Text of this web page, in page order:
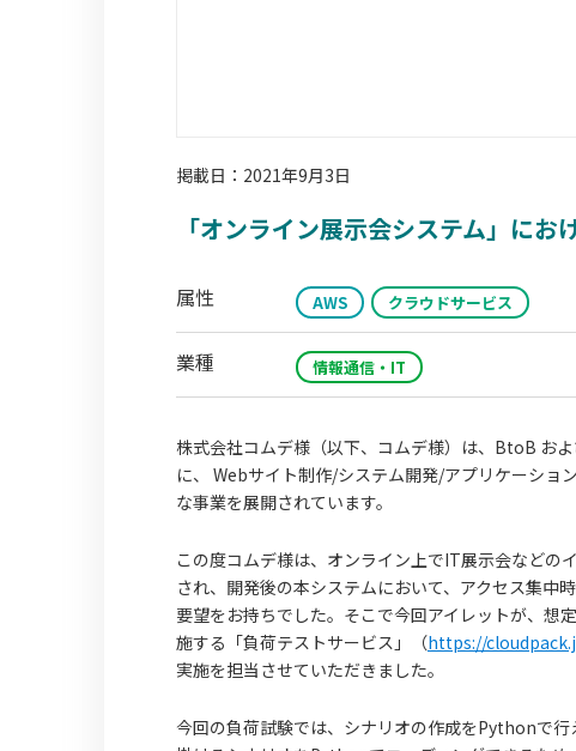
掲載日：2021年9月3日
「オンライン展示会システム」にお
属性 AWS クラウドサービス
業種 情報通信・IT
株式会社コムデ様（以下、コムデ様）は、BtoB お
に、 Webサイト制作/システム開発/アプリケーシ
な事業を展開されています。
この度コムデ様は、オンライン上でIT展示会などの
され、開発後の本システムにおいて、アクセス集中
要望をお持ちでした。そこで今回アイレットが、想
施する「負荷テストサービス」（https://
実施を担当させていただきました。
今回の負荷試験では、シナリオの作成をPythonで